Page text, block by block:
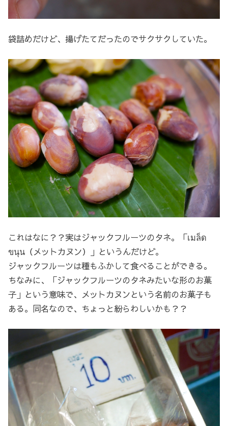
袋詰めだけど、揚げたてだったのでサクサクしていた。
これはなに？？実はジャックフルーツのタネ。「เมล็ด
ขนุน（メットカヌン）」というんだけど。
ジャックフルーツは種もふかして食べることができる。
ちなみに、「ジャックフルーツのタネみたいな形のお菓
子」という意味で、メットカヌンという名前のお菓子も
ある。同名なので、ちょっと紛らわしいかも？？